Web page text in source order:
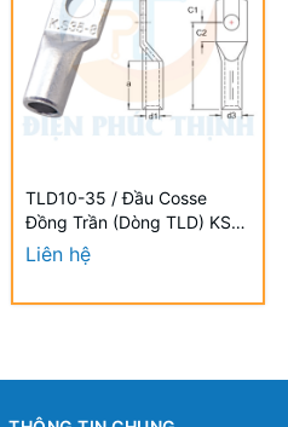
TLD10-35 / Đầu Cosse
Đồng Trần (Dòng TLD) KST
35 mm - NON-INSULATED
COPPER TUBULAR LUGS
Liên hệ